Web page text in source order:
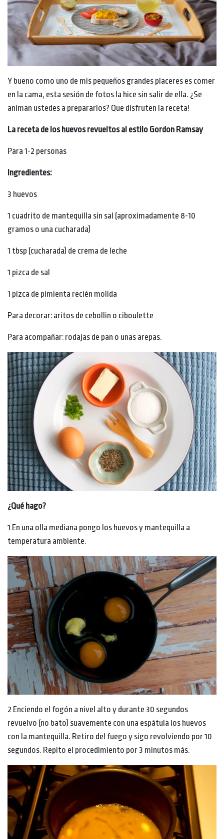
Y bueno como uno de mis pequeños grandes placeres es comer
en la cama, esta sesión de fotos la hice sin salir de ella. ¿Se
animan ustedes a prepararlos? Que disfruten la receta!
La receta de los huevos revueltos al estilo Gordon Ramsay
Para 1-2 personas
Ingredientes:
3 huevos
1 cuadrito de mantequilla sin sal (aproximadamente 8-10
gramos o una cucharada)
1 tbsp (cucharada) de crema de leche
1 pizca de sal
1 pizca de pimienta recién molida
Para decorar: aritos de cebollin o ciboulette
Para acompañar: rodajas de pan o unas arepas.
¿Qué hago?
1 En una olla mediana pongo los huevos y mantequilla a
temperatura ambiente.
2 Enciendo el fogón a nivel alto y durante 30 segundos
revuelvo (no bato) suavemente con una espátula los huevos
con la mantequilla. Retiro del fuego y sigo revolviendo por 10
segundos. Repito el procedimiento por 3 minutos más.